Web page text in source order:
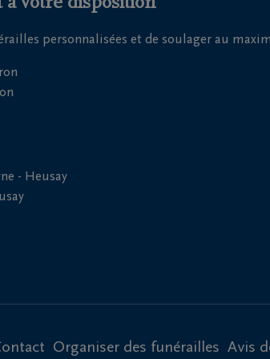
personnalisées et de soulager au
- Heusay
Organiser des funérailles Avis